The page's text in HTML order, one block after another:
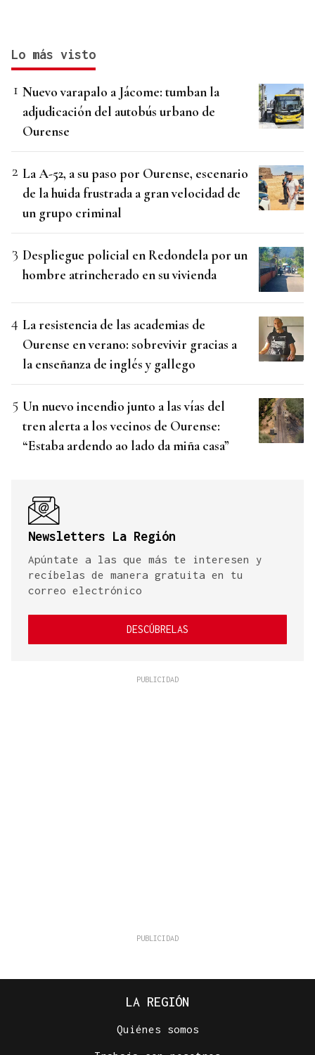
Lo más visto
Nuevo varapalo a Jácome: tumban la
adjudicación del autobús urbano de
Ourense
La A-52, a su paso por Ourense, escenario
de la huida frustrada a gran velocidad de
un grupo criminal
Despliegue policial en Redondela por un
hombre atrincherado en su vivienda
La resistencia de las academias de
Ourense en verano: sobrevivir gracias a
la enseñanza de inglés y gallego
Un nuevo incendio junto a las vías del
tren alerta a los vecinos de Ourense:
“Estaba ardendo ao lado da miña casa”
Newsletters La Región
Apúntate a las que más te interesen y
recíbelas de manera gratuita en tu
correo electrónico
DESCÚBRELAS
LA REGIÓN
Quiénes somos